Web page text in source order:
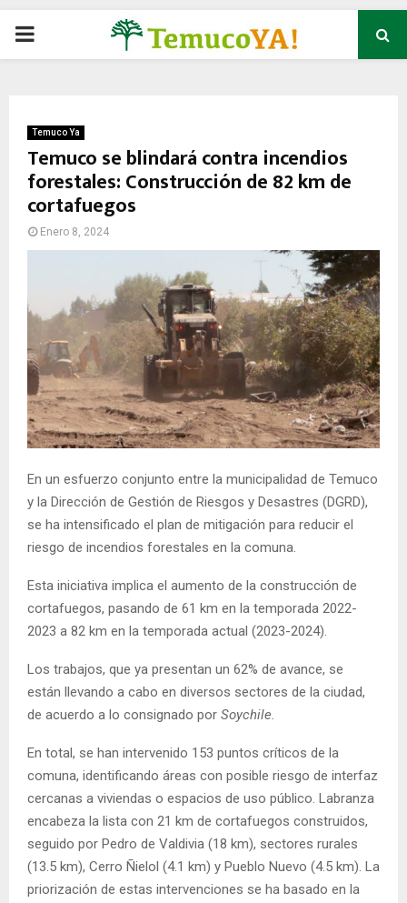
P
M
A
E
N
U
Temuco Ya
Temuco se blindará contra incendios
forestales: Construcción de 82 km de
cortafuegos
Enero 8, 2024
En un esfuerzo conjunto entre la municipalidad de Temuco
y la Dirección de Gestión de Riesgos y Desastres (DGRD),
se ha intensificado el plan de mitigación para reducir el
riesgo de incendios forestales en la comuna.
Esta iniciativa implica el aumento de la construcción de
cortafuegos, pasando de 61 km en la temporada 2022-
2023 a 82 km en la temporada actual (2023-2024).
Los trabajos, que ya presentan un 62% de avance, se
están llevando a cabo en diversos sectores de la ciudad,
de acuerdo a lo consignado por Soychile.
En total, se han intervenido 153 puntos críticos de la
comuna, identificando áreas con posible riesgo de interfaz
cercanas a viviendas o espacios de uso público. Labranza
encabeza la lista con 21 km de cortafuegos construidos,
seguido por Pedro de Valdivia (18 km), sectores rurales
(13.5 km), Cerro Ñielol (4.1 km) y Pueblo Nuevo (4.5 km). La
priorización de estas intervenciones se ha basado en la